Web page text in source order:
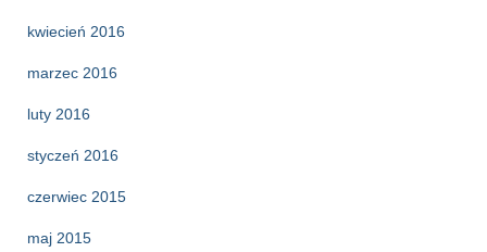
kwiecień 2016
marzec 2016
luty 2016
styczeń 2016
czerwiec 2015
maj 2015